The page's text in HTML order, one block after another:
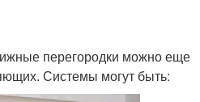
перегородки можно еще
Системы могут быть: